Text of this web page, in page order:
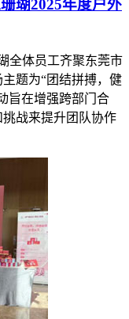
瑚2025年度户外
全体员工齐聚东莞市
题为“团结拼搏，健
旨在增强跨部门合
战来提升团队协作